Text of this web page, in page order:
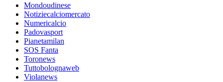
Mondoudinese
Notiziecalciomercato
Numericalcio
Padovasport
Pianetamilan
SOS Fanta
Toronews
Tuttobolognaweb
Violanews